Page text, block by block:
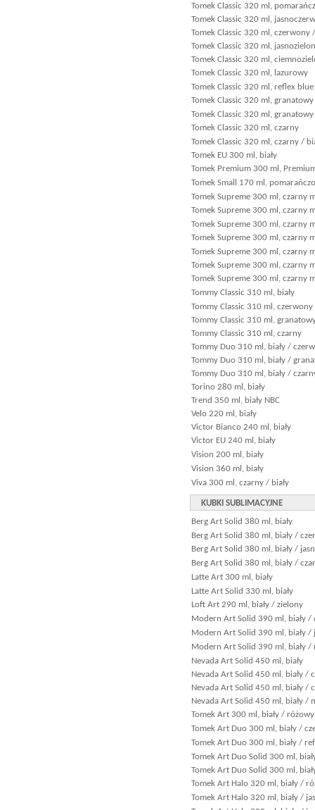
Tomek Classic 320 ml,
Tomek Classic 320 ml,
Tomek Classic 320 ml, czerwony
Tomek Classic 320 ml,
Tomek Classic 320 ml,
Tomek Classic 320 ml, lazurowy
Tomek Classic 320 ml, reflex blue
Tomek Classic 320 ml, granatowy
Tomek Classic 320 ml, granatowy
Tomek Classic 320 ml, czarny
Tomek Classic 320 ml, czarny /
Tomek EU 300 ml, biały
Tomek Premium 300 ml,
Tomek Small 170 ml,
Tomek Supreme 300 ml, czarny
Tomek Supreme 300 ml, czarny
Tomek Supreme 300 ml, czarny
Tomek Supreme 300 ml, czarny
Tomek Supreme 300 ml, czarny
Tomek Supreme 300 ml, czarny
Tomek Supreme 300 ml, czarny
Tommy Classic 310 ml, biały
Tommy Classic 310 ml, czerwony
Tommy Classic 310 ml,
Tommy Classic 310 ml, czarny
Tommy Duo 310 ml, biały /
Tommy Duo 310 ml, biały /
Tommy Duo 310 ml, biały /
Torino 280 ml, biały
Trend 350 ml, biały NBC
Velo 220 ml, biały
Victor Bianco 240 ml, biały
Victor EU 240 ml, biały
Vision 200 ml, biały
Vision 360 ml, biały
Viva 300 ml, czarny / biały
KUBKI SUBLIMACYJNE
Berg Art Solid 380 ml, biały
Berg Art Solid 380 ml, biały /
Berg Art Solid 380 ml, biały /
Berg Art Solid 380 ml, biały /
Latte Art 300 ml, biały
Latte Art Solid 330 ml, biały
Loft Art 290 ml, biały / zielony
Modern Art Solid 390 ml, biały /
Modern Art Solid 390 ml, biały /
Modern Art Solid 390 ml, biały /
Nevada Art Solid 450 ml, biały
Nevada Art Solid 450 ml, biały /
Nevada Art Solid 450 ml, biały /
Nevada Art Solid 450 ml, biały /
Tomek Art 300 ml, biały / różowy
Tomek Art Duo 300 ml, biały /
Tomek Art Duo 300 ml, biały /
Tomek Art Duo Solid 300 ml,
Tomek Art Duo Solid 300 ml,
Tomek Art Halo 320 ml, biały /
Tomek Art Halo 320 ml, biały /